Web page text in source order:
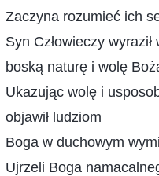
Zaczyna rozumieć ich
Syn Człowieczy
boską naturę i wolę
Ukazując wolę i
objawił ludziom
Boga w duchowym
Ujrzeli Boga